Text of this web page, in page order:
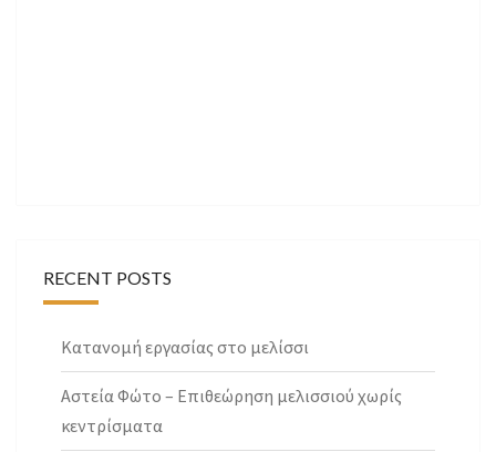
RECENT POSTS
Κατανομή εργασίας στο μελίσσι
Αστεία Φώτο – Επιθεώρηση μελισσιού χωρίς
κεντρίσματα